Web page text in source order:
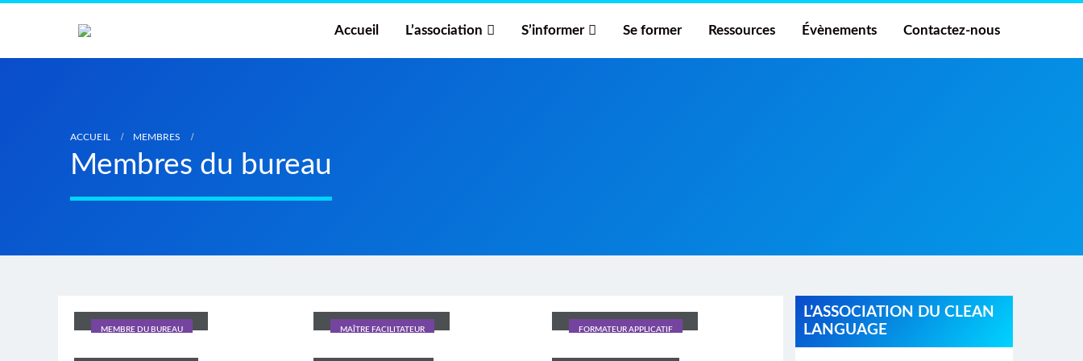
Accueil L’association S’informer Se former Ressources Évènements Contactez-nous
ACCUEIL MEMBRES
Membres du bureau
MEMBRE DU BUREAU MAÎTRE FACILITATEUR FORMATEUR APPLICATIF
L’ASSOCIATION DU CLEAN
LANGUAGE